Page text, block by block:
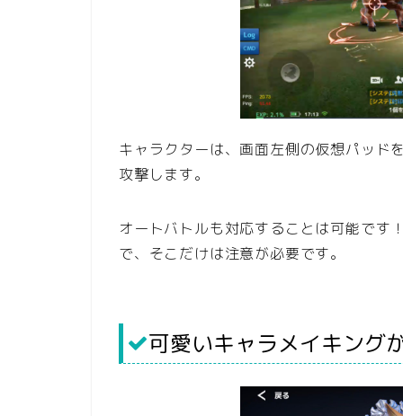
キャラクターは、画面左側の仮想パッド
攻撃します。
オートバトルも対応することは可能です
で、そこだけは注意が必要です。
可愛いキャラメイキング